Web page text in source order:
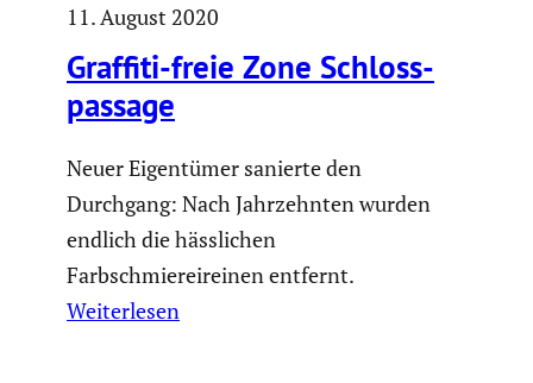
11. August 2020
Graffiti-freie Zone Schlos­s­
pas­sage
Neuer Eigentümer sanierte den
Durchgang: Nach Jahrzehnten wurden
endlich die hässlichen
Farbschmiereireinen entfernt.
Weiterlesen